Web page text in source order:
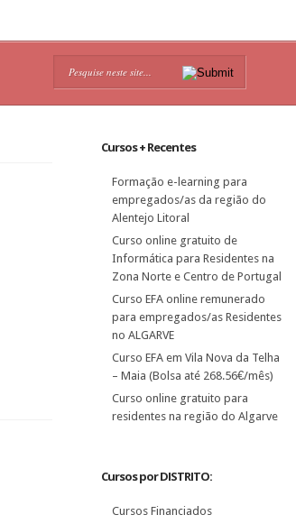
Cursos + Recentes
Formação e-learning para
empregados/as da região do
Alentejo Litoral
Curso online gratuito de
Informática para Residentes na
Zona Norte e Centro de Portugal
Curso EFA online remunerado
para empregados/as Residentes
no ALGARVE
Curso EFA em Vila Nova da Telha
– Maia (Bolsa até 268.56€/mês)
Curso online gratuito para
residentes na região do Algarve
Cursos por DISTRITO:
Cursos Financiados